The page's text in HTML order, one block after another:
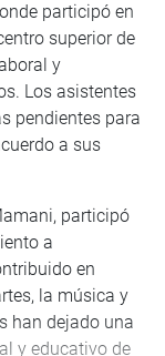
participó en
superior de
y
Los asistentes
pendientes para
a sus
participó
a
en
la música y
han dejado una
y educativo de